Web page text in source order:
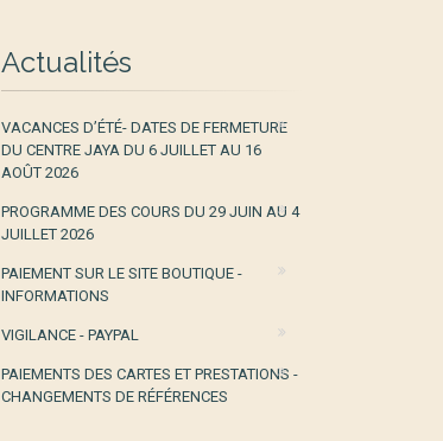
Actualités
VACANCES D’ÉTÉ- DATES DE FERMETURE
DU CENTRE JAYA DU 6 JUILLET AU 16
AOÛT 2026
PROGRAMME DES COURS DU 29 JUIN AU 4
JUILLET 2026
PAIEMENT SUR LE SITE BOUTIQUE -
INFORMATIONS
VIGILANCE - PAYPAL
PAIEMENTS DES CARTES ET PRESTATIONS -
CHANGEMENTS DE RÉFÉRENCES